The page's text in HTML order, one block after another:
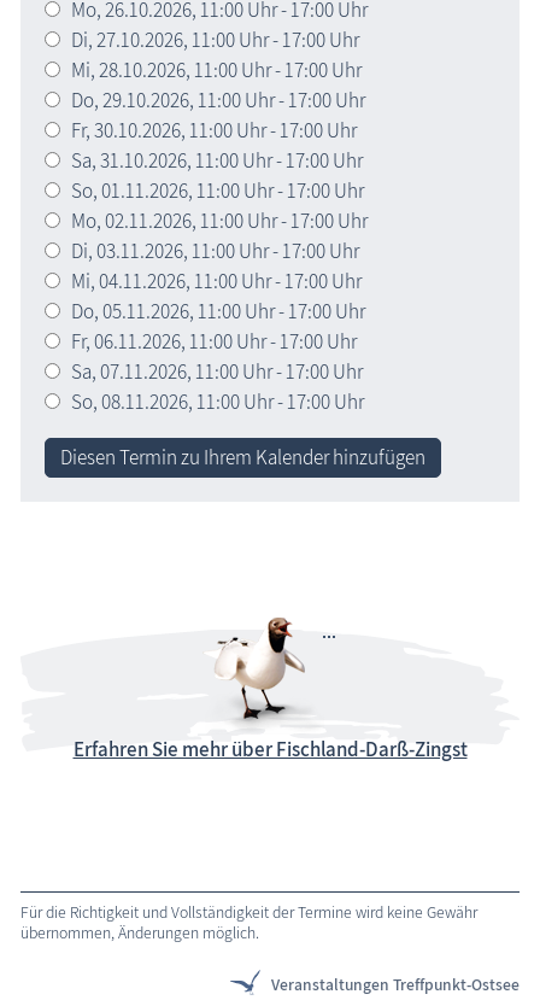
Mo,26.10.2026, 11:00Uhr- 17:00Uhr
Di,27.10.2026, 11:00Uhr- 17:00Uhr
Mi,28.10.2026, 11:00Uhr- 17:00Uhr
Do,29.10.2026, 11:00Uhr- 17:00Uhr
Fr,30.10.2026, 11:00Uhr- 17:00Uhr
Sa,31.10.2026, 11:00Uhr- 17:00Uhr
So,01.11.2026, 11:00Uhr- 17:00Uhr
Mo,02.11.2026, 11:00Uhr- 17:00Uhr
Di,03.11.2026, 11:00Uhr- 17:00Uhr
Mi,04.11.2026, 11:00Uhr- 17:00Uhr
Do,05.11.2026, 11:00Uhr- 17:00Uhr
Fr,06.11.2026, 11:00Uhr- 17:00Uhr
Sa,07.11.2026, 11:00Uhr- 17:00Uhr
So,08.11.2026, 11:00Uhr- 17:00Uhr
Diesen Termin zu Ihrem Kalender hinzufügen
Erfahren Sie mehr über Fischland-Darß-Zingst
Für die Richtigkeit und Vollständigkeit der Termine wird keine Gewähr
übernommen, Änderungen möglich.
Veranstaltungen Treffpunkt-Ostsee